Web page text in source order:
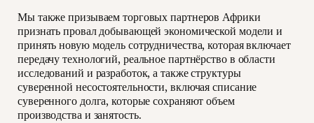
Мы также призываем торговых партнеров Африки
признать провал добывающей экономической модели и
принять новую модель сотрудничества, которая включает
передачу технологий, реальное партнёрство в области
исследований и разработок, а также структуры
суверенной несостоятельности, включая списание
суверенного долга, которые сохраняют объем
производства и занятость.